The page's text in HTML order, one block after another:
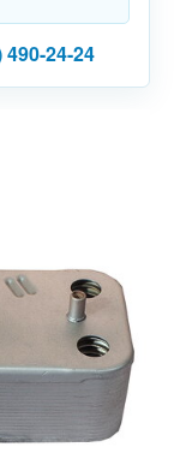
490-24-24